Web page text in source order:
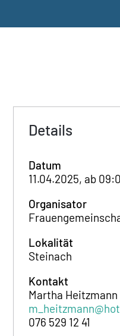
Details
Datum
11.04.2025, ab
Organisator
Lokalität
Steinach
Kontakt
Martha Heitzmann
076 529 12 41